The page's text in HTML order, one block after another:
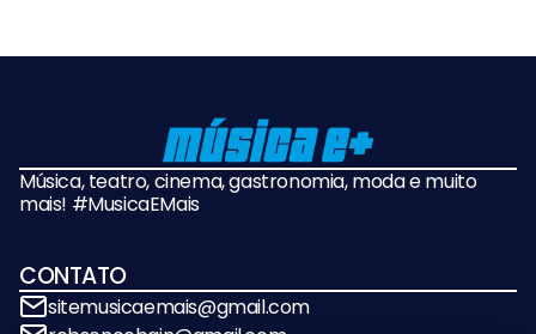
Música, teatro, cinema, gastronomia, moda e muito
mais! #MusicaEMais
CONTATO
sitemusicaemais@gmail.com